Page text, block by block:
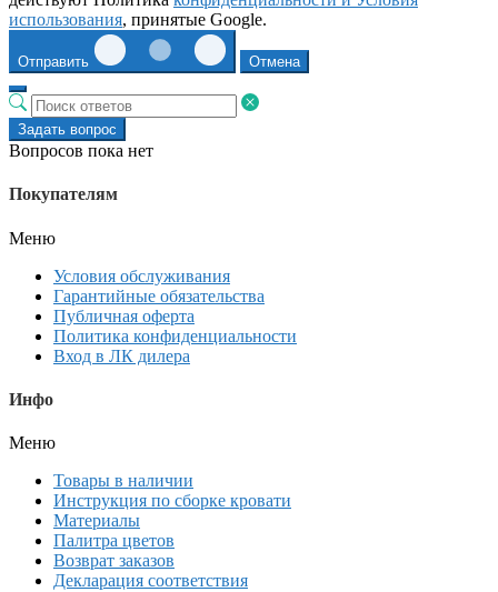
использования, принятые Google.
Отправить Отмена
Задать вопрос
Вопросов пока нет
Покупателям
Меню
Условия обслуживания
Гарантийные обязательства
Публичная оферта
Политика конфиденциальности
Вход в ЛК дилера
Инфо
Меню
Товары в наличии
Инструкция по сборке кровати
Материалы
Палитра цветов
Возврат заказов
Декларация соответствия